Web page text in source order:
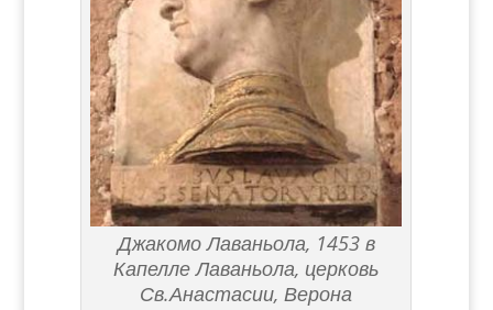
Джакомо Лаваньола, 1453 в
Капелле Лаваньола, церковь
Св.Анастасии, Верона